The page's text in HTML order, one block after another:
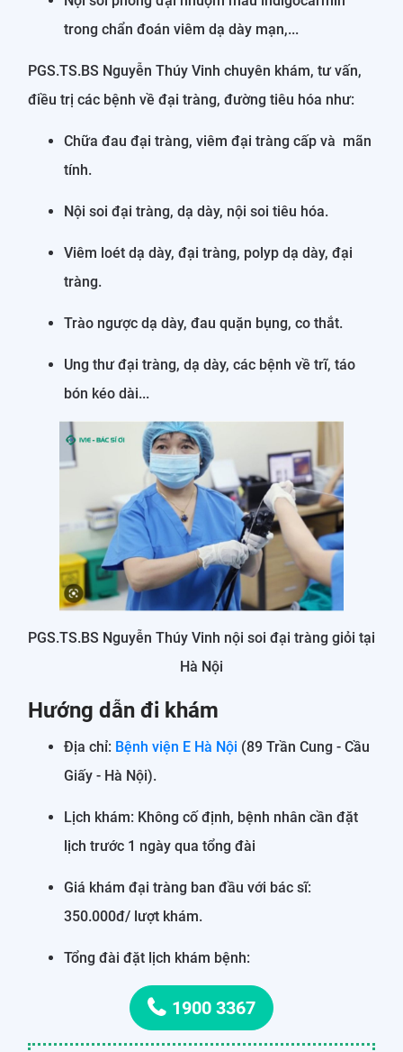
trong chẩn đoán viêm dạ dày mạn,...
PGS.TS.BS Nguyễn Thúy Vinh chuyên khám, tư vấn,
điều trị các bệnh về đại tràng, đường tiêu hóa như:
Chữa đau đại tràng, viêm đại tràng cấp và mãn
tính.
Nội soi đại tràng, dạ dày, nội soi tiêu hóa.
Viêm loét dạ dày, đại tràng, polyp dạ dày, đại
tràng.
Trào ngược dạ dày, đau quặn bụng, co thắt.
Ung thư đại tràng, dạ dày, các bệnh về trĩ, táo
bón kéo dài...
PGS.TS.BS Nguyễn Thúy Vinh nội soi đại tràng giỏi tại
Hà Nội
Hướng dẫn đi khám
Địa chỉ: Bệnh viện E Hà Nội (89 Trần Cung - Cầu
Giấy - Hà Nội).
Lịch khám: Không cố định, bệnh nhân cần đặt
lịch trước 1 ngày qua tổng đài
Giá khám đại tràng ban đầu với bác sĩ:
350.000đ/ lượt khám.
Tổng đài đặt lịch khám bệnh:
1900 3367